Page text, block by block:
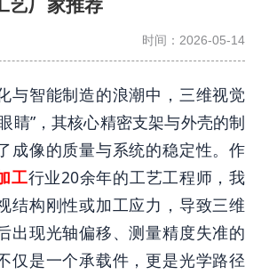
艺厂家推荐
时间：2026-05-14
与智能制造的浪潮中，三维视觉
睛”，其核心精密支架与外壳的制
成像的质量与系统的稳定性。作
工行业20余年的工艺工程师，我
结构刚性或加工应力，导致三维
出现光轴偏移、测量精度失准的
仅是一个承载件，更是光学路径